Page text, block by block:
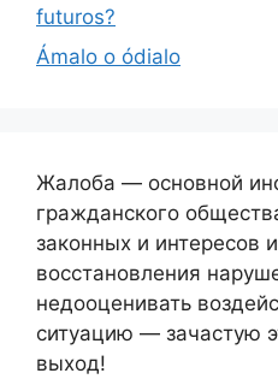
futuros?
Ámalo o ódialo
Жалоба — основной
гражданского
законных и интересов
восстановления
недооценивать
ситуацию — зачастую
выход!